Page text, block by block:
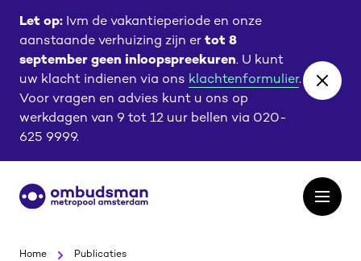
Let op: Ivm de vakantieperiode en onze
aanstaande verhuizing zijn er tot 8
september geen inloopspreekuren. U kunt
uw klacht indienen via ons klachtenformulier.
Voor vragen en advies kunt u ons op
werkdagen van 9 tot 12 uur bellen via 020-
625 9999.
Close
naar
content
naar
footer
Ga
naar
homepagina
Open
Home Publicaties